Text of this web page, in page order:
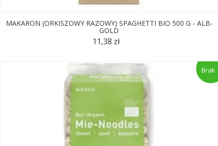
MAKARON (ORKISZOWY RAZOWY) SPAGHETTI BIO 500 G - ALB-
GOLD
11,38 zł
Brak